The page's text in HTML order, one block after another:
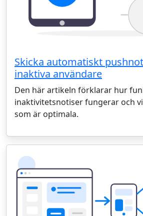
Skicka automatiskt
inaktiva användare
Den här artikeln förklarar hur
inaktivitetsnotiser fungerar och
som är optimala.